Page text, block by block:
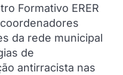
Formativo ERER
da rede municipal
de
antirracista nas